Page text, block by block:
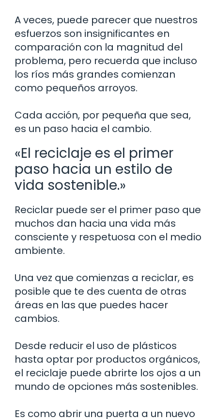
A veces, puede parecer que nuestros
esfuerzos son insignificantes en
comparación con la magnitud del
problema, pero recuerda que incluso
los ríos más grandes comienzan
como pequeños arroyos.
Cada acción, por pequeña que sea,
es un paso hacia el cambio.
«El reciclaje es el primer
paso hacia un estilo de
vida sostenible.»
Reciclar puede ser el primer paso que
muchos dan hacia una vida más
consciente y respetuosa con el medio
ambiente.
Una vez que comienzas a reciclar, es
posible que te des cuenta de otras
áreas en las que puedes hacer
cambios.
Desde reducir el uso de plásticos
hasta optar por productos orgánicos,
el reciclaje puede abrirte los ojos a un
mundo de opciones más sostenibles.
Es como abrir una puerta a un nuevo